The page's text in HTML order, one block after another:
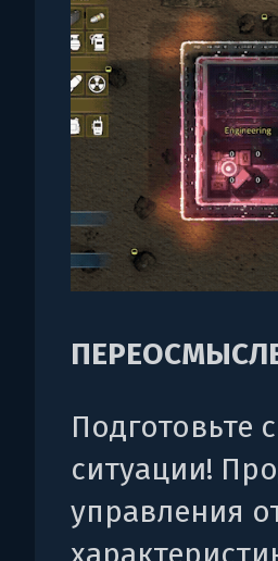
Подготовьте
ситуации!
управления